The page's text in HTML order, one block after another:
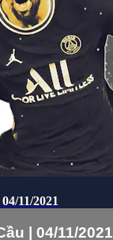
11/2021
| 04/11/2021